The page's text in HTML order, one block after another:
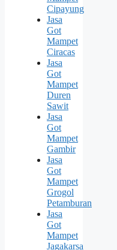
Cipayung
Jasa
Got
Mampet
Ciracas
Jasa
Got
Mampet
Duren
Sawit
Jasa
Got
Mampet
Gambir
Jasa
Got
Mampet
Grogol
Petamburan
Jasa
Got
Mampet
Jagakarsa